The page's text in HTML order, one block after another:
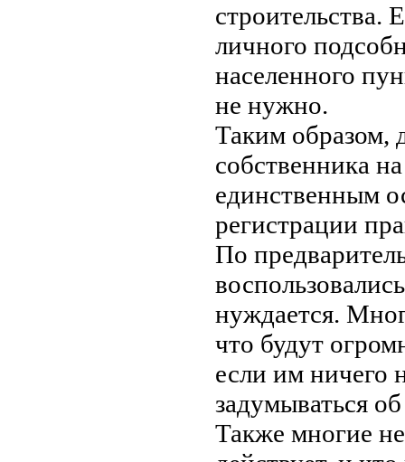
строительства.
личного
населенного
не нужно.
Таким образом,
собственника
единственным
регистрации
По
нуждается.
что будут
если им ничего
задумываться
Также многие